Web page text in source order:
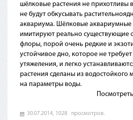
шёлковые растения не прихотливы
не будут обкусывать
аквариума. Шёлковые аквариумные
имитируют реально существующие
флоры, порой очень редкие и
устойчивое дно, которое не
утяжеления, и легко
растения сделаны из водостойкого
на параметры воды.
30.07.2014, 1028 просмотров.